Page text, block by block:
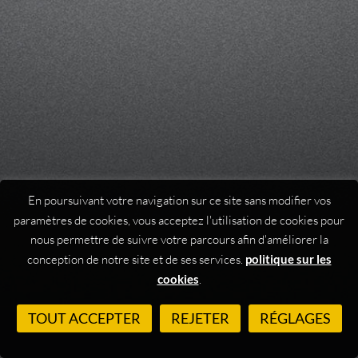
En poursuivant votre navigation sur ce site sans modifier vos
paramètres de cookies, vous acceptez l'utilisation de cookies pour
nous permettre de suivre votre parcours afin d'améliorer la
conception de notre site et de ses services. politique sur les
cookies.
TOUT ACCEPTER REJETER RÉGLAGES